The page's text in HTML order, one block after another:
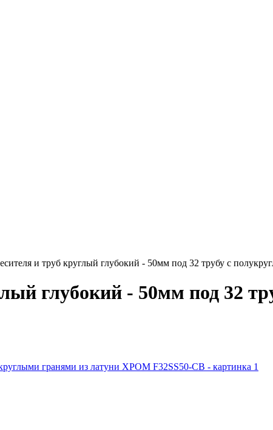
и труб круглый глубокий - 50мм под 32 трубу с
глубокий - 50мм под 32